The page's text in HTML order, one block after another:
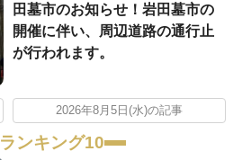
田墓市のお知らせ！岩田墓市の
開催に伴い、周辺道路の通行止
が行われます。
2026年8月5日(水)の記事
ランキング10